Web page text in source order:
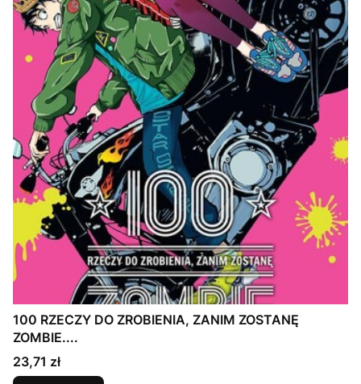
100 RZECZY DO ZROBIENIA, ZANIM ZOSTANĘ
ZOMBIE....
Cena
23,71 zł